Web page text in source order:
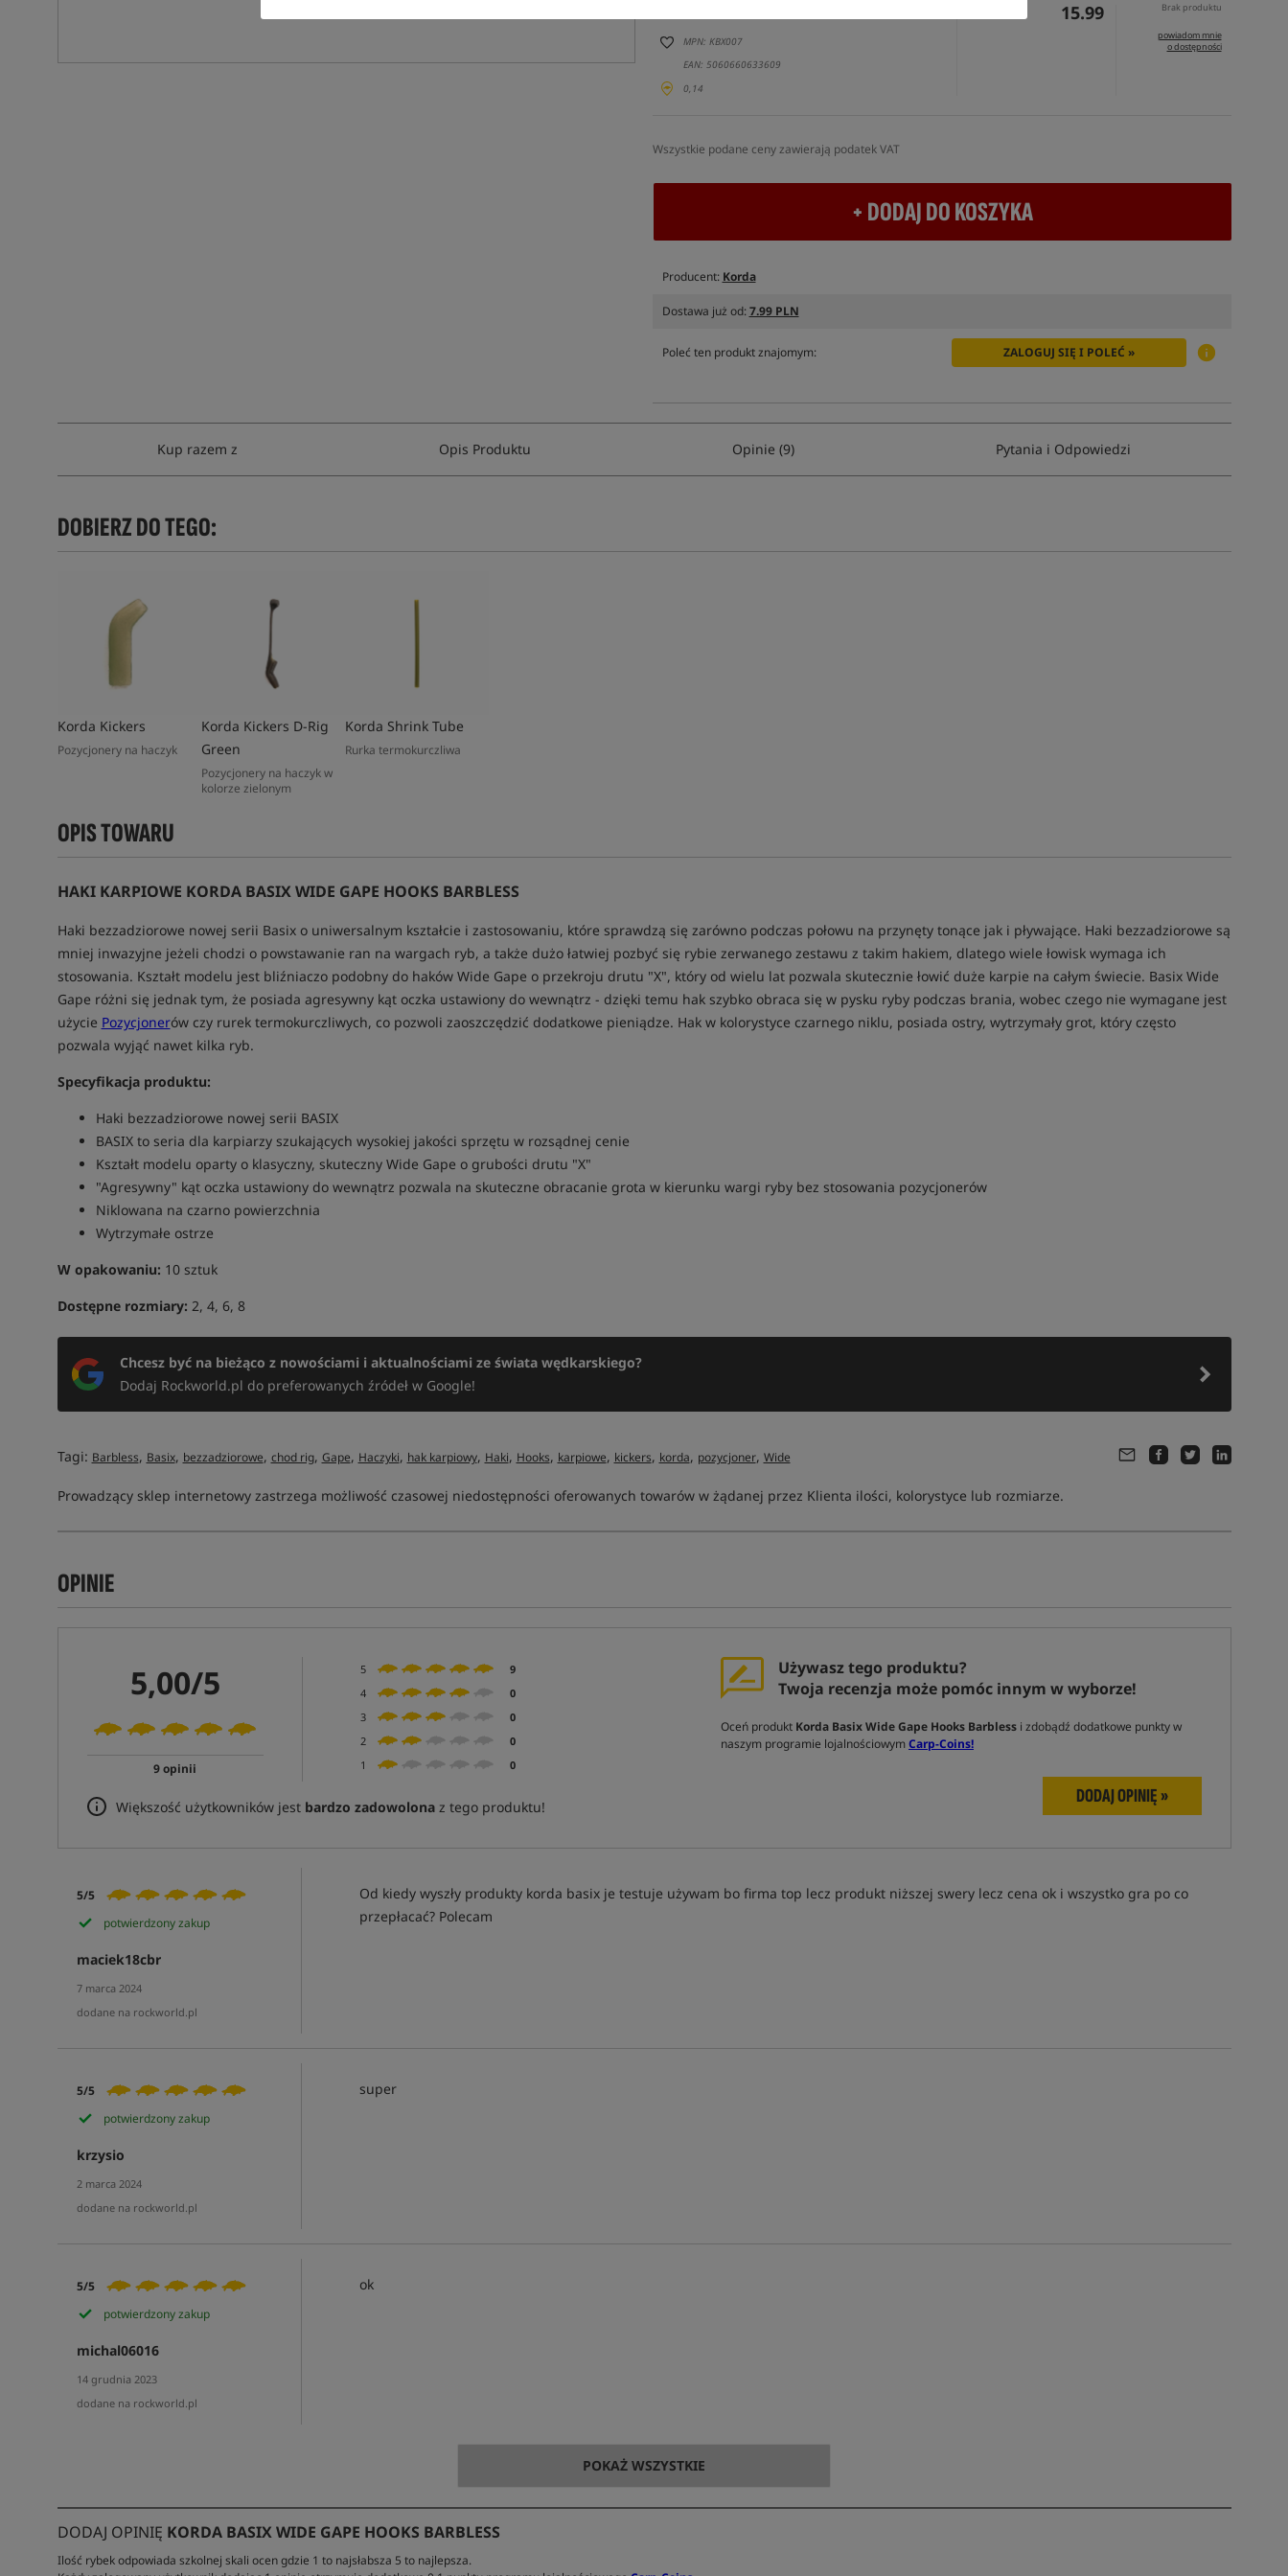
MPN: KBX007
EAN: 5060660633609
0,14
15.99 Brak produktu
powiadom mnie
o dostępności
Wszystkie podane ceny zawierają podatek VAT
+ DODAJ DO KOSZYKA
Producent: Korda
Dostawa już od:7.99 PLN
Poleć ten produkt znajomym: ZALOGUJ SIĘ I POLEĆ »
Kup razem z Opis Produktu Opinie (9) Pytania i Odpowiedzi
DOBIERZ DO TEGO:
Korda Kickers
Pozycjonery na haczyk
Korda Kickers D-Rig
Green
Pozycjonery na haczyk w
kolorze zielonym
Korda Shrink Tube
Rurka termokurczliwa
OPIS TOWARU
HAKI KARPIOWE KORDA BASIX WIDE GAPE HOOKS BARBLESS
Haki bezzadziorowe nowej serii Basix o uniwersalnym kształcie i zastosowaniu, które sprawdzą się zarówno podczas połowu na przynęty tonące jak i pływające. Haki bezzadziorowe są
mniej inwazyjne jeżeli chodzi o powstawanie ran na wargach ryb, a także dużo łatwiej pozbyć się rybie zerwanego zestawu z takim hakiem, dlatego wiele łowisk wymaga ich
stosowania. Kształt modelu jest bliźniaczo podobny do haków Wide Gape o przekroju drutu "X", który od wielu lat pozwala skutecznie łowić duże karpie na całym świecie. Basix Wide
Gape różni się jednak tym, że posiada agresywny kąt oczka ustawiony do wewnątrz - dzięki temu hak szybko obraca się w pysku ryby podczas brania, wobec czego nie wymagane jest
użycie Pozycjonerów czy rurek termokurczliwych, co pozwoli zaoszczędzić dodatkowe pieniądze. Hak w kolorystyce czarnego niklu, posiada ostry, wytrzymały grot, który często
pozwala wyjąć nawet kilka ryb.
Specyfikacja produktu:
Haki bezzadziorowe nowej serii BASIX
BASIX to seria dla karpiarzy szukających wysokiej jakości sprzętu w rozsądnej cenie
Kształt modelu oparty o klasyczny, skuteczny Wide Gape o grubości drutu "X"
"Agresywny" kąt oczka ustawiony do wewnątrz pozwala na skuteczne obracanie grota w kierunku wargi ryby bez stosowania pozycjonerów
Niklowana na czarno powierzchnia
Wytrzymałe ostrze
W opakowaniu: 10 sztuk
Dostępne rozmiary: 2, 4, 6, 8
Chcesz być na bieżąco z nowościami i aktualnościami ze świata wędkarskiego?
Dodaj Rockworld.pl do preferowanych źródeł w Google!
Tagi: Barbless, Basix, bezzadziorowe, chod rig, Gape, Haczyki, hak karpiowy, Haki, Hooks, karpiowe, kickers, korda, pozycjoner, Wide
Prowadzący sklep internetowy zastrzega możliwość czasowej niedostępności oferowanych towarów w żądanej przez Klienta ilości, kolorystyce lub rozmiarze.
OPINIE
5,00/5
9 opinii
5
9
4
0
3
0
2
0
1
0
Większość użytkowników jest bardzo zadowolonaz tego produktu!
Używasz tego produktu?
Twoja recenzja może pomóc innym w wyborze!
Oceń produkt Korda Basix Wide Gape Hooks Barbless i zdobądź dodatkowe punkty w
naszym programie lojalnościowymCarp-Coins!
DODAJ OPINIĘ »
5/5
potwierdzony zakup
maciek18cbr
7 marca 2024
dodane na rockworld.pl
Od kiedy wyszły produkty korda basix je testuje używam bo firma top lecz produkt niższej swery lecz cena ok i wszystko gra po co
przepłacać? Polecam
5/5
potwierdzony zakup
krzysio
2 marca 2024
dodane na rockworld.pl
super
5/5
potwierdzony zakup
michal06016
14 grudnia 2023
dodane na rockworld.pl
ok
POKAŻ WSZYSTKIE
DODAJ OPINIĘ KORDA BASIX WIDE GAPE HOOKS BARBLESS
Ilość rybek odpowiada szkolnej skali ocen gdzie 1 to najsłabsza 5 to najlepsza.